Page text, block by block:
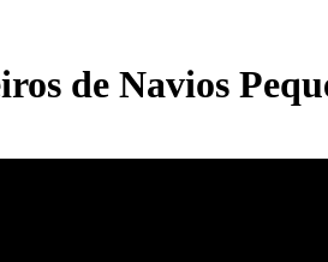
de Navios